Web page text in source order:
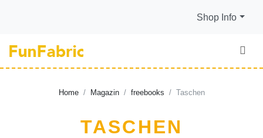
Shop Info
Home Magazin freebooks Taschen
TASCHEN